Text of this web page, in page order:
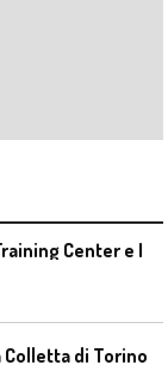
di Torino